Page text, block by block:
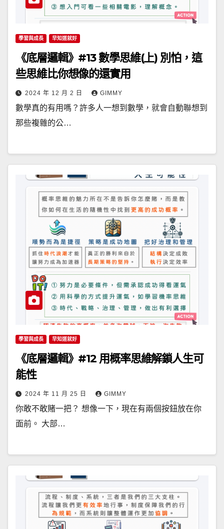
學習與成長 早知道就好
《底層邏輯》#13 數學思維(上) 別怕，這
些思維比你想像的還實用
2024 年 12 月 2 日 GIMMY
數學真的有用嗎？許多人一想到數學，就會自動聯想到
那些複雜的公…
學習與成長 早知道就好
《底層邏輯》#12 用概率思維解鎖人生可
能性
2024 年 11 月 25 日 GIMMY
你敢不敢賭一把？ 想像一下，現在有兩個按鈕放在你
面前。 大部…